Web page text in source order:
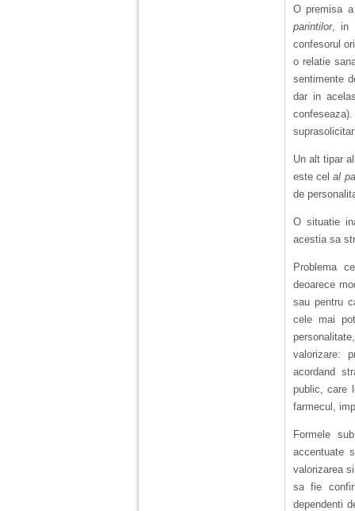
O premisa
parintilor, in
confesorul
o relatie
sentimente
dar in
Un alt tipar
este celal
de
O situatie
acestia sa
Problema
deoarece
sau pentru
cele mai
valorizare:
acordand
public, care
farmecul,
Formele
accentuate
valorizarea
sa fie
dependenti